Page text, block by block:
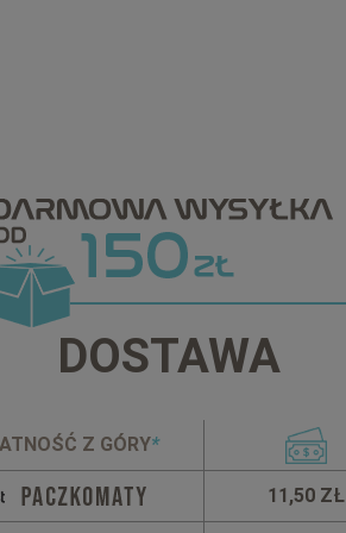
DOSTAWA
Z GÓRY*
11,50 ZŁ